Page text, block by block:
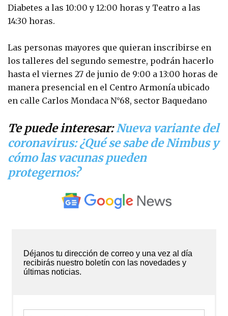
Diabetes a las 10:00 y 12:00 horas y Teatro a las
14:30 horas.
Las personas mayores que quieran inscribirse en
los talleres del segundo semestre, podrán hacerlo
hasta el viernes 27 de junio de 9:00 a 13:00 horas de
manera presencial en el Centro Armonía ubicado
en calle Carlos Mondaca N°68, sector Baquedano
Te puede interesar:Nueva variante del
coronavirus: ¿Qué se sabe de Nimbus y
cómo las vacunas pueden
protegernos?